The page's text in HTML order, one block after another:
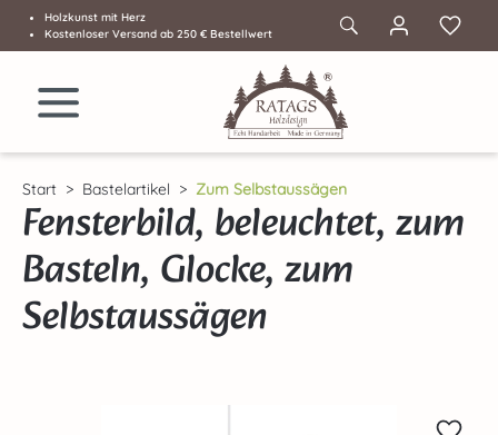
Zum Hauptinhalt springen
Holzkunst mit Herz
Kostenloser Versand ab 250 € Bestellwert
Start Bastelartikel Zum Selbstaussägen
Fensterbild, beleuchtet, zum
Basteln, Glocke, zum
Selbstaussägen